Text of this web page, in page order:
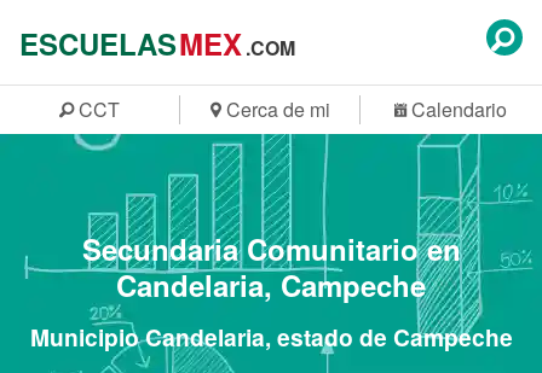
ESCUELASMEX.COM
CCT Cerca de mi Calendario
Secundaria Comunitario en
Candelaria, Campeche
Municipio Candelaria, estado de Campeche